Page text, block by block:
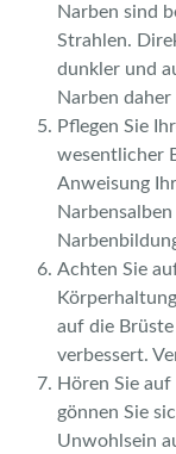
Narben sind
Strahlen.
dunkler und
Narben
Pflegen Sie
wesentlicher
Anweisung
Achten Sie
auf die
verbessert.
Hören Sie
gönnen Sie
Unwohlsein